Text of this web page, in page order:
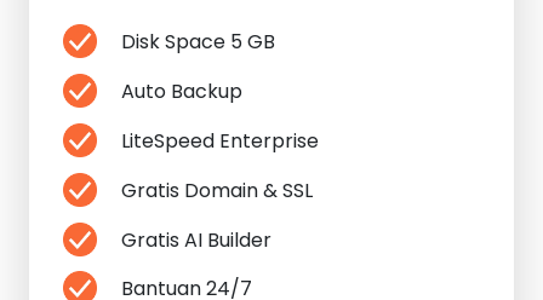
Disk Space 5 GB
Auto Backup
LiteSpeed Enterprise
Gratis Domain & SSL
Gratis AI Builder
Bantuan 24/7